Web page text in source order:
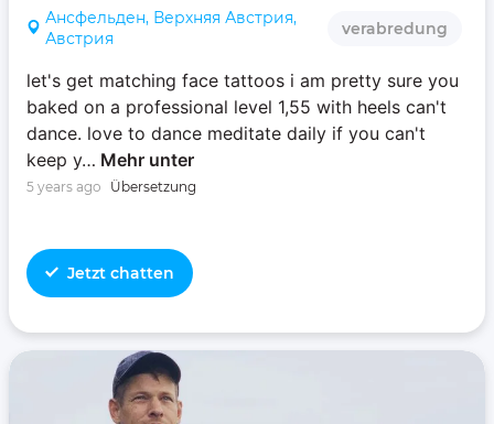
Ансфельден, Верхняя Австрия,
Австрия
verabredung
let's get matching face tattoos i am pretty sure you
baked on a professional level 1,55 with heels can't
dance. love to dance meditate daily if you can't
keep y… Mehr unter
5 years ago Übersetzung
Jetzt chatten